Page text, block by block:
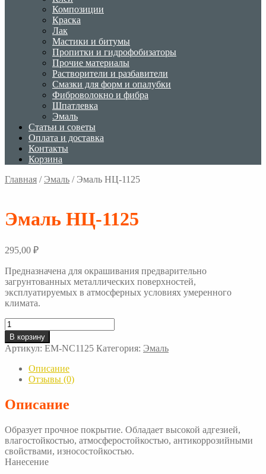
Композиции
Краска
Лак
Мастики и битумы
Пропитки и гидрофобизаторы
Прочие материалы
Растворители и разбавители
Смазки для форм и опалубки
Фиброволокно и фибра
Шпатлевка
Эмаль
Статьи и советы
Оплата и доставка
Контакты
Корзина
Главная / Эмаль / Эмаль НЦ-1125
Эмаль НЦ-1125
295,00 ₽
Предназначена для окрашивания предварительно
загрунтованных металлических поверхностей,
эксплуатируемых в атмосферных условиях умеренного
климата.
Количество
товара
Эмаль
НЦ-1125
В корзину
Артикул: EM-NC1125 Категория: Эмаль
Описание
Отзывы (0)
Описание
Образует прочное покрытие. Обладает высокой адгезией,
влагостойкостью, атмосферостойкостью, антикоррозийными
свойствами, износостойкостью.
Нанесение